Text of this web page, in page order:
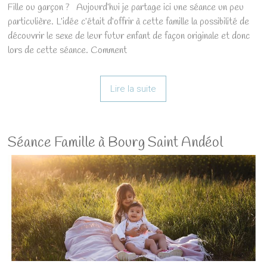
Fille ou garçon ? Aujourd’hui je partage ici une séance un peu
particulière. L’idée c’était d’offrir à cette famille la possibilité de
découvrir le sexe de leur futur enfant de façon originale et donc
lors de cette séance. Comment
Lire la suite
Séance Famille à Bourg Saint Andéol